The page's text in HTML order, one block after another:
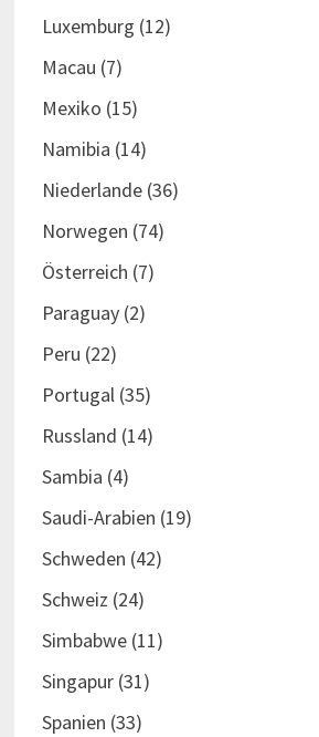
Luxemburg (12)
Macau (7)
Mexiko (15)
Namibia (14)
Niederlande(36)
Norwegen (74)
Österreich (7)
Paraguay(2)
Peru (22)
Portugal(35)
Russland (14)
Sambia (4)
Saudi-Arabien (19)
Schweden (42)
Schweiz (24)
Simbabwe(11)
Singapur(31)
Spanien (33)